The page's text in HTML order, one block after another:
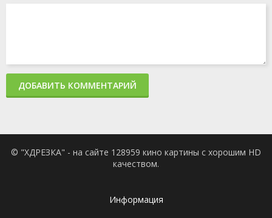
ДОБАВИТЬ КОММЕНТАРИЙ
© "ХДРЕЗКА" - на сайте 128959 кино картины с хорошим HD
качеством.
Информация